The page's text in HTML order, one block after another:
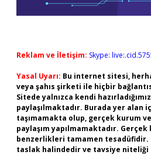
Reklam ve İletişim: Skype:
Yasal Uyarı: Bu internet sitesi,
veya şahıs şirketi ile hiçbir
Sitede yalnızca kendi
paylaşılmaktadır. Burada yer alan
taşımamakta olup, gerçek kurum
paylaşım yapılmamaktadır.
benzerlikleri tamamen
taslak halindedir ve tavsiye niteliği